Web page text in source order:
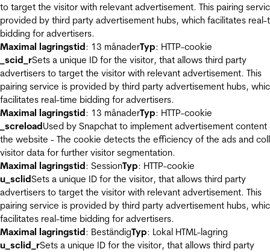
to target the visitor with relevant advertisement. This pairing
provided by third party advertisement hubs, which facilitates real-
bidding for advertisers.
Maximal lagringstid: 13 månaderTyp: HTTP-cookie
_scid_rSets a unique ID for the visitor, that allows third party
advertisers to target the visitor with relevant advertisement. This
pairing service is provided by third party advertisement hubs,
facilitates real-time bidding for advertisers.
Maximal lagringstid: 13 månaderTyp: HTTP-cookie
_screloadUsed by Snapchat to implement advertisement content
the website - The cookie detects the efficiency of the ads and
visitor data for further visitor segmentation.
Maximal lagringstid: SessionTyp: HTTP-cookie
u_sclidSets a unique ID for the visitor, that allows third party
advertisers to target the visitor with relevant advertisement. This
pairing service is provided by third party advertisement hubs,
facilitates real-time bidding for advertisers.
Maximal lagringstid: BeständigTyp: Lokal HTML-lagring
u_sclid_rSets a unique ID for the visitor, that allows third party